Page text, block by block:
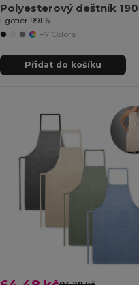
Egotier 99116
+7 Colors
Přidat do košíku